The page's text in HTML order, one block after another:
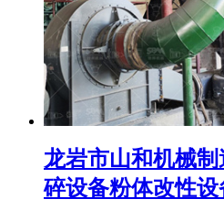
龙岩市山和机械
碎设备粉体改性设